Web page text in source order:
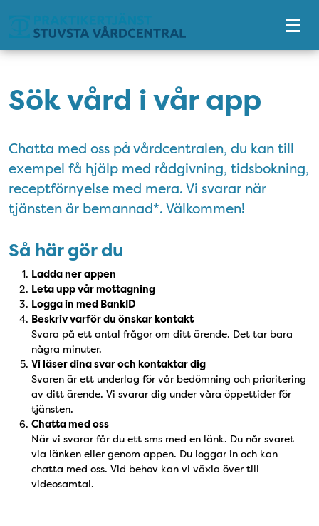
Sök vård i vår app
Chatta med oss på vårdcentralen, du kan till
exempel få hjälp med rådgivning, tidsbokning,
receptförnyelse med mera. Vi svarar när
tjänsten är bemannad*. Välkommen!
Så här gör du
Ladda ner appen
Leta upp vår mottagning
Logga in med BankID
Beskriv varför du önskar kontakt
Svara på ett antal frågor om ditt ärende. Det tar bara
några minuter.
Vi läser dina svar och kontaktar dig
Svaren är ett underlag för vår bedömning och prioritering
av ditt ärende. Vi svarar dig under våra öppettider för
tjänsten.
Chatta med oss
När vi svarar får du ett sms med en länk. Du når svaret
via länken eller genom appen. Du loggar in och kan
chatta med oss. Vid behov kan vi växla över till
videosamtal.